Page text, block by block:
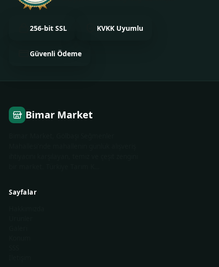
256-bit SSL KVKK Uyumlu
Güvenli Ödeme
Bimar Market
Sayfalar